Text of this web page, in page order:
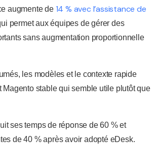
augmente de 14 % avec l’assistance de
permet aux équipes de gérer des
sans augmentation proportionnelle
les modèles et le contexte rapide
Magento stable qui semble utile plutôt que
ses temps de réponse de 60 % et
de 40 % après avoir adopté eDesk.